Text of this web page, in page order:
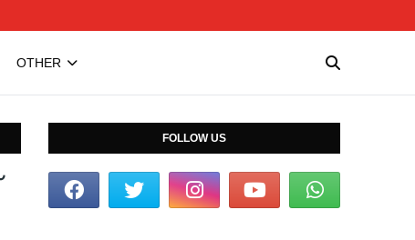
OTHER
FOLLOW US